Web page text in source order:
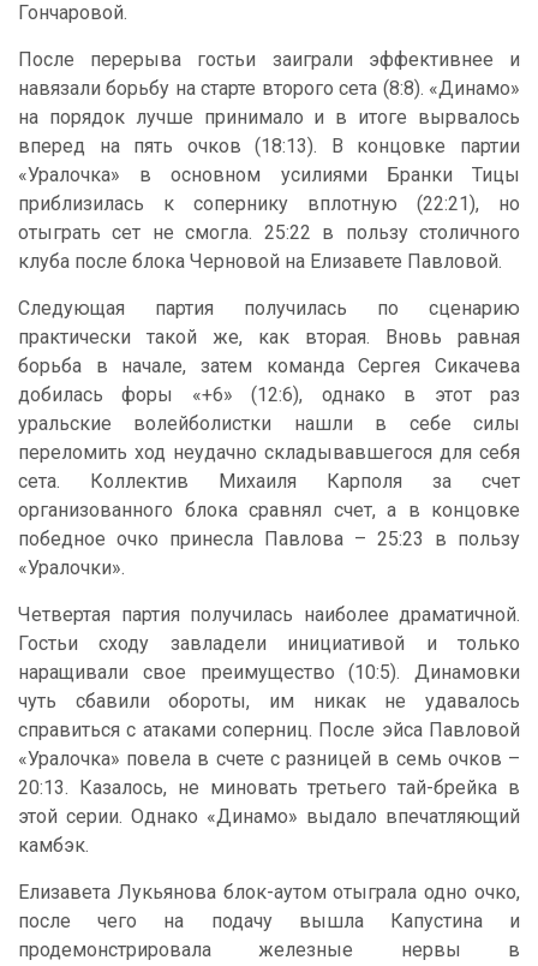
Гончаровой.
После перерыва гостьи заиграли эффективнее и
навязали борьбу на старте второго сета (8:8). «Динамо»
на порядок лучше принимало и в итоге вырвалось
вперед на пять очков (18:13). В концовке партии
«Уралочка» в основном усилиями Бранки Тицы
приблизилась к сопернику вплотную (22:21), но
отыграть сет не смогла. 25:22 в пользу столичного
клуба после блока Черновой на Елизавете Павловой.
Следующая партия получилась по сценарию
практически такой же, как вторая. Вновь равная
борьба в начале, затем команда Сергея Сикачева
добилась форы «+6» (12:6), однако в этот раз
уральские волейболистки нашли в себе силы
переломить ход неудачно складывавшегося для себя
сета. Коллектив Михаиля Карполя за счет
организованного блока сравнял счет, а в концовке
победное очко принесла Павлова – 25:23 в пользу
«Уралочки».
Четвертая партия получилась наиболее драматичной.
Гостьи сходу завладели инициативой и только
наращивали свое преимущество (10:5). Динамовки
чуть сбавили обороты, им никак не удавалось
справиться с атаками соперниц. После эйса Павловой
«Уралочка» повела в счете с разницей в семь очков –
20:13. Казалось, не миновать третьего тай-брейка в
этой серии. Однако «Динамо» выдало впечатляющий
камбэк.
Елизавета Лукьянова блок-аутом отыграла одно очко,
после чего на подачу вышла Капустина и
продемонстрировала железные нервы в